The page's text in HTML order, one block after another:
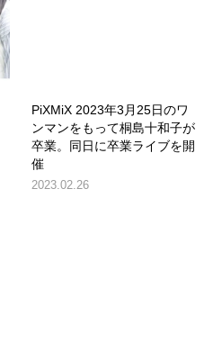
PiXMiX 2023年3月25日のワ
ンマンをもって桐島十和子が
卒業。同日に卒業ライブを開
催
2023.02.26